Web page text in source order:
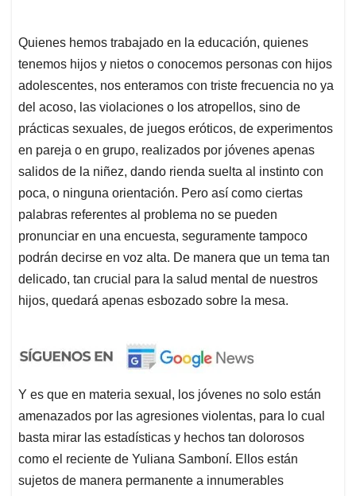
Quienes hemos trabajado en la educación, quienes
tenemos hijos y nietos o conocemos personas con hijos
adolescentes, nos enteramos con triste frecuencia no ya
del acoso, las violaciones o los atropellos, sino de
prácticas sexuales, de juegos eróticos, de experimentos
en pareja o en grupo, realizados por jóvenes apenas
salidos de la niñez, dando rienda suelta al instinto con
poca, o ninguna orientación. Pero así como ciertas
palabras referentes al problema no se pueden
pronunciar en una encuesta, seguramente tampoco
podrán decirse en voz alta. De manera que un tema tan
delicado, tan crucial para la salud mental de nuestros
hijos, quedará apenas esbozado sobre la mesa.
Y es que en materia sexual, los jóvenes no solo están
amenazados por las agresiones violentas, para lo cual
basta mirar las estadísticas y hechos tan dolorosos
como el reciente de Yuliana Samboní. Ellos están
sujetos de manera permanente a innumerables